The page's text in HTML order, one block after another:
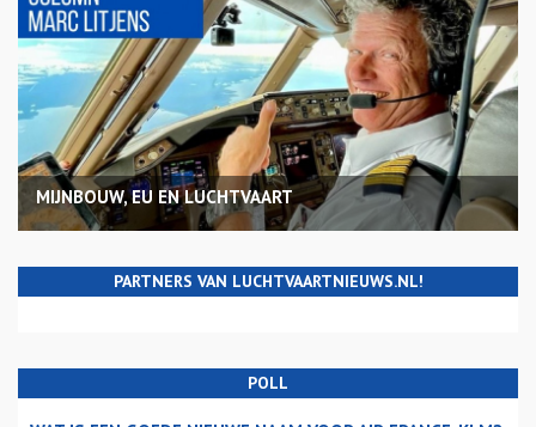
MIJNBOUW, EU EN LUCHTVAART
PARTNERS VAN LUCHTVAARTNIEUWS.NL!
POLL